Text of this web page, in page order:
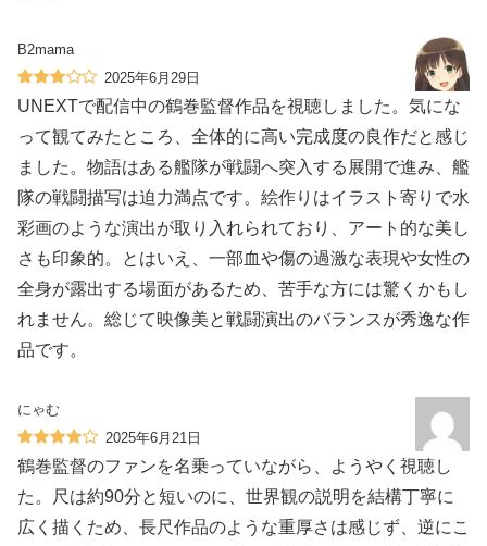
B2mama
2025年6月29日
UNEXTで配信中の鶴巻監督作品を視聴しました。気にな
って観てみたところ、全体的に高い完成度の良作だと感じ
ました。物語はある艦隊が戦闘へ突入する展開で進み、艦
隊の戦闘描写は迫力満点です。絵作りはイラスト寄りで水
彩画のような演出が取り入れられており、アート的な美し
さも印象的。とはいえ、一部血や傷の過激な表現や女性の
全身が露出する場面があるため、苦手な方には驚くかもし
れません。総じて映像美と戦闘演出のバランスが秀逸な作
品です。
にゃむ
2025年6月21日
鶴巻監督のファンを名乗っていながら、ようやく視聴し
た。尺は約90分と短いのに、世界観の説明を結構丁寧に
広く描くため、長尺作品のような重厚さは感じず、逆にこ